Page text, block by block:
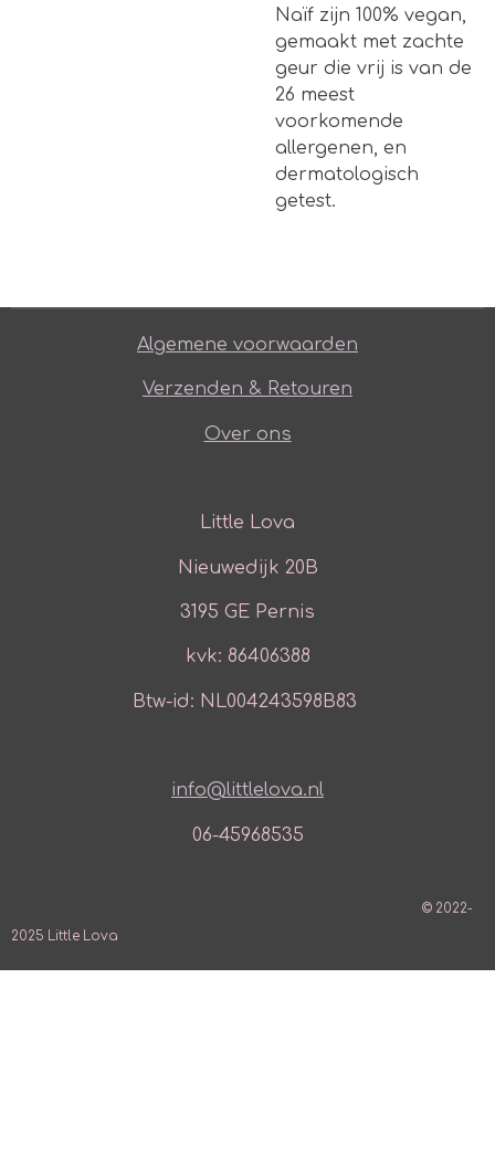
Naïf zijn 100% vegan,
gemaakt met zachte
geur die vrij is van de
26 meest
voorkomende
allergenen, en
dermatologisch
getest.
Algemene voorwaarden
Verzenden & Retouren
Over ons
Little Lova
Nieuwedijk 20B
3195 GE Pernis
kvk: 86406388
Btw-id: NL004243598B83
info@littlelova.nl
06-45968535
© 2022-
2025 Little Lova